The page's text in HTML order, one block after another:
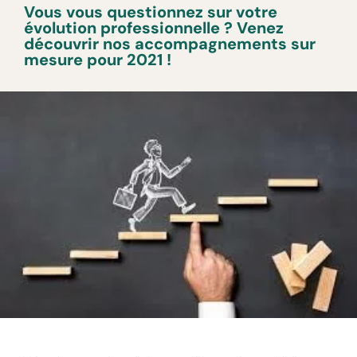
Vous vous questionnez sur votre
évolution professionnelle ? Venez
découvrir nos accompagnements sur
mesure pour 2021 !